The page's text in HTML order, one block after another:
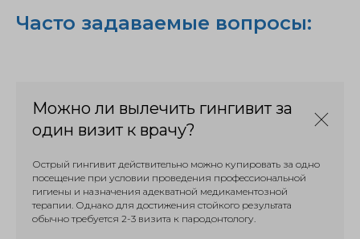
Часто задаваемые вопросы:
Можно ли вылечить гингивит за
один визит к врачу?
Острый гингивит действительно можно купировать за одно
посещение при условии проведения профессиональной
гигиены и назначения адекватной медикаментозной
терапии. Однако для достижения стойкого результата
обычно требуется 2-3 визита к пародонтологу.